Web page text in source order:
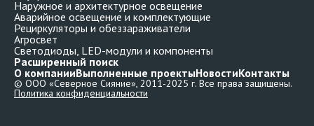
О компанииВыполненные проектыНовостиКонтакты
Наружное и архитектурное освещение
Аварийное освещение и комплектующие
Рециркуляторы и обеззараживатели
Агросвет
Светодиоды, LED-модули и компоненты
Расширенный поиск
© ООО «Северное Сияние», 2011-2025 г. Все права защищены.
Политика конфиденциальности